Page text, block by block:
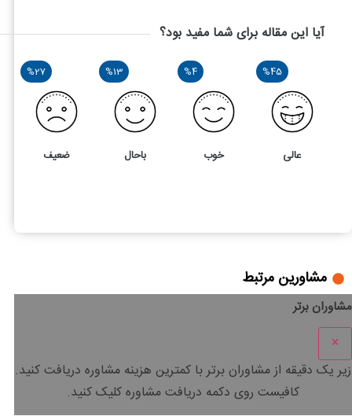
آیا این مقاله برای شما مفید بود؟
%45
عالی
%4
خوب
%13
باحال
%27
ضعیف
مشاورین مرتبط
مشاوران برتر
×
زیر یک دقیقه از مشاوران برتر باکمترین هزینه مشاوره دریافت کنید.
کافیست روی دکمه دریافت مشاوره کلیک کنید.